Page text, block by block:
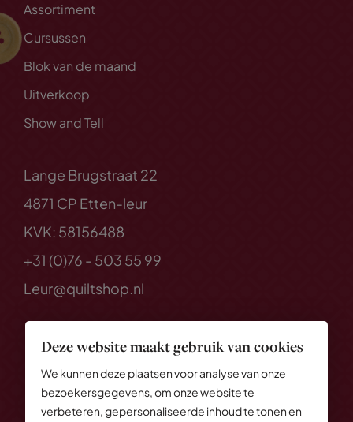
Deze website maakt gebruik van cookies
We kunnen deze plaatsen voor analyse van onze
bezoekersgegevens, om onze website te
verbeteren, gepersonaliseerde inhoud te tonen en
Assortiment
Cursussen
Blok van de maand
Uitverkoop
Show and Tell
Lange Brugstraat 22
4871 CP Etten-leur
KVK: 58156488
+31 (0)76 - 503 55 99
Leur@quiltshop.nl